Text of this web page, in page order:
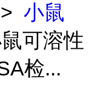
> 小鼠
可溶性
检...